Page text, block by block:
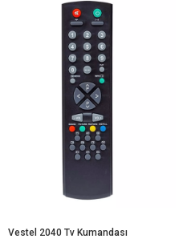
Vestel 2040 Tv Kumandası